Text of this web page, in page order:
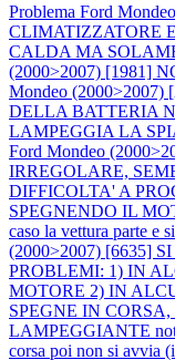
Problema Ford
CLIMATIZZATORE
CALDA MA
(2000>2007) [1981]
Mondeo
DELLA BATTERIA
LAMPEGGIA LA
Ford Mondeo
IRREGOLARE,
DIFFICOLTA' A
SPEGNENDO IL
caso la vettura parte e
(2000>2007) [6635]
PROBLEMI: 1) IN
MOTORE 2) IN
SPEGNE IN CORSA,
LAMPEGGIANTE
corsa poi non si avvia